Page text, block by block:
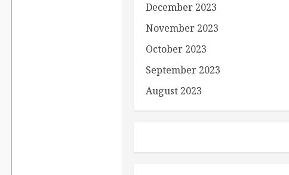
December 2023
November 2023
October 2023
September 2023
August 2023